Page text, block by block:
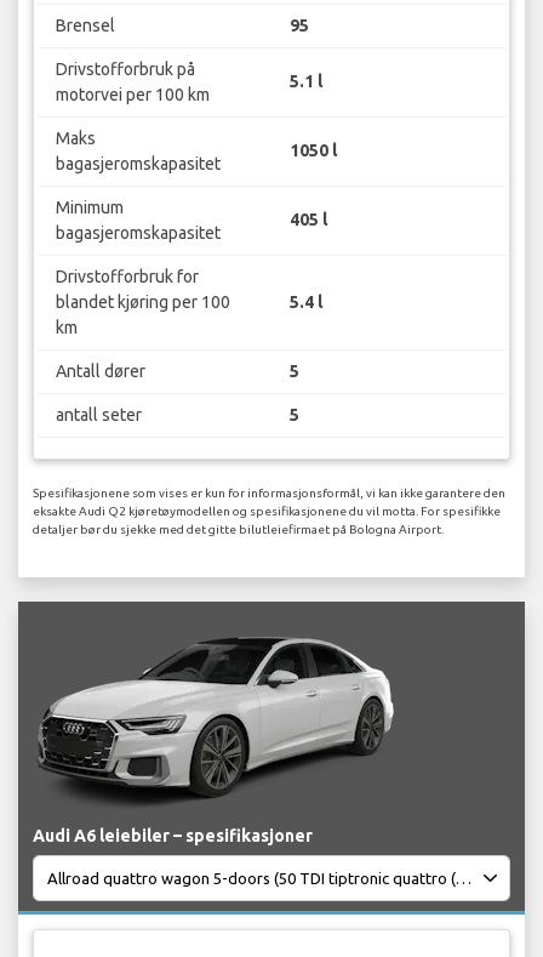
Brensel 95
Drivstofforbruk på
motorvei per 100 km
5.1 l
Maks
bagasjeromskapasitet
1050 l
Minimum
bagasjeromskapasitet
405 l
Drivstofforbruk for
blandet kjøring per 100
km
5.4 l
Antall dører 5
antall seter 5
Spesifikasjonene som vises er kun for informasjonsformål, vi kan ikke garantere den
eksakte Audi Q2 kjøretøymodellen og spesifikasjonene du vil motta. For spesifikke
detaljer bør du sjekke med det gitte bilutleiefirmaet på Bologna Airport.
Audi A6 leiebiler – spesifikasjoner